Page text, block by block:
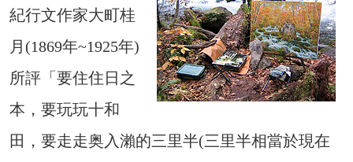
紀行文作家大町桂
月(1869年~1925年)
所評「要住住日之
本，要玩玩十和
田，要走走奥入瀨的三里半(三里半相當於現在